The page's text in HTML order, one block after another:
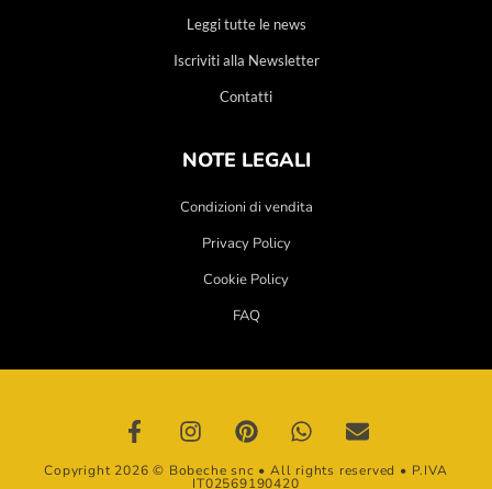
Leggi tutte le news
Iscriviti alla Newsletter
Contatti
NOTE LEGALI
Condizioni di vendita
Privacy Policy
Cookie Policy
FAQ
Copyright 2026 © Bobeche snc • All rights reserved • P.IVA
IT02569190420